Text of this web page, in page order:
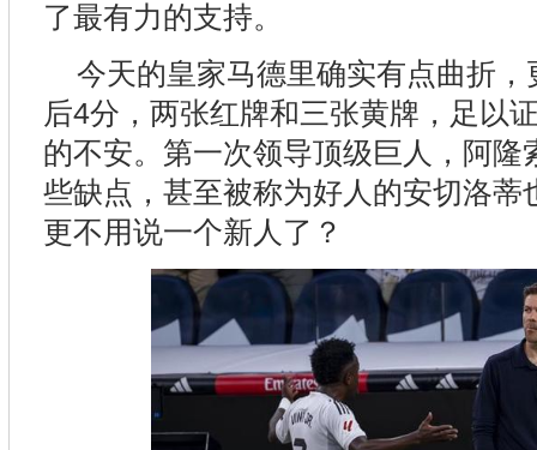
了最有力的支持。
今天的皇家马德里确实有点曲折
后4分，两张红牌和三张黄牌，足以
的不安。第一次领导顶级巨人，阿隆
些缺点，甚至被称为好人的安切洛蒂
更不用说一个新人了？